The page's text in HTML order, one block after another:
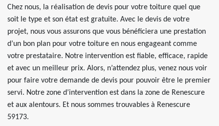
Chez nous, la réalisation de devis pour votre toiture quel que
soit le type et son état est gratuite. Avec le devis de votre
projet, nous vous assurons que vous bénéficiera une prestation
d’un bon plan pour votre toiture en nous engageant comme
votre prestataire. Notre intervention est fiable, efficace, rapide
et avec un meilleur prix. Alors, n’attendez plus, venez nous voir
pour faire votre demande de devis pour pouvoir être le premier
servi. Notre zone d’intervention est dans la zone de Renescure
et aux alentours. Et nous sommes trouvables à Renescure
59173.